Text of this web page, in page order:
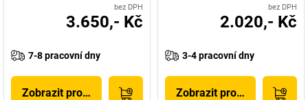
bez DPH
3.650,- Kč
7-8 pracovní dny
Zobrazit produkt
bez DPH
2.020,- Kč
3-4 pracovní dny
Zobrazit produkt